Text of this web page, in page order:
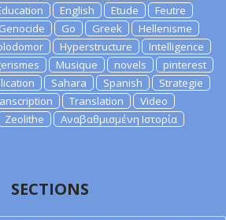
English Etude
Feutre
Genocide Go Greek
Hellenisme
Hyperstructure
Intelligence
Musique novels
pinterest
Sahara Spanish
Strategie
Translation
Video
Zeolithe
Αναβαθμισμένη Ιστορία
SECTIONS